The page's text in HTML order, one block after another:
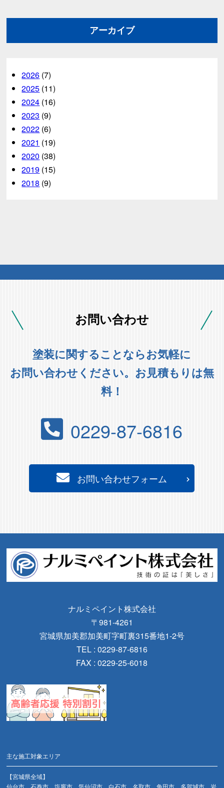
アーカイブ
2026 (7)
2025 (11)
2024 (16)
2023 (9)
2022 (6)
2021 (19)
2020 (38)
2019 (15)
2018 (9)
お問い合わせ
塗装に関することならお気軽に
お問い合わせください。お見積もりは無
料！
0229-87-6816
お問い合わせフォーム
ナルミペイント株式会社
〒981-4261
宮城県加美郡加美町字町裏315番地1-2号
TEL : 0229-87-6816
FAX : 0229-25-6018
主な施工対象エリア
【宮城県全域】